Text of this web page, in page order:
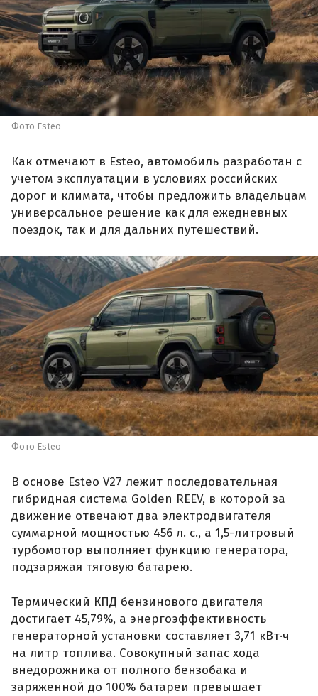
Фото Esteo
Как отмечают в Esteo, автомобиль разработан с
учетом эксплуатации в условиях российских
дорог и климата, чтобы предложить владельцам
универсальное решение как для ежедневных
поездок, так и для дальних путешествий.
Фото Esteo
В основе Esteo V27 лежит последовательная
гибридная система Golden REEV, в которой за
движение отвечают два электродвигателя
суммарной мощностью 456 л. с., а 1,5-литровый
турбомотор выполняет функцию генератора,
подзаряжая тяговую батарею.
Термический КПД бензинового двигателя
достигает 45,79%, а энергоэффективность
генераторной установки составляет 3,71 кВт·ч
на литр топлива. Совокупный запас хода
внедорожника от полного бензобака и
заряженной до 100% батареи превышает